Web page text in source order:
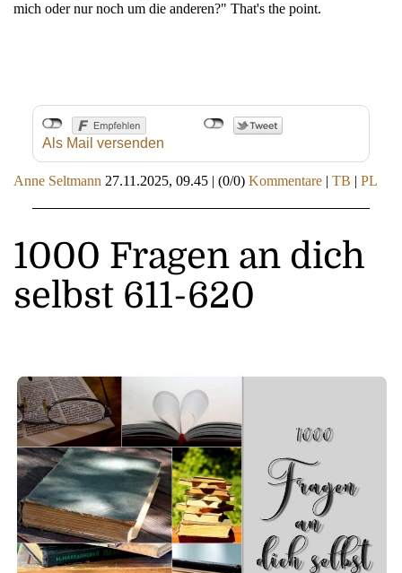
mich oder nur noch um die anderen?" That's the point.
Als Mail versenden
Anne Seltmann 27.11.2025, 09.45 | (0/0) Kommentare | TB | PL
1000 Fragen an dich
selbst 611-620